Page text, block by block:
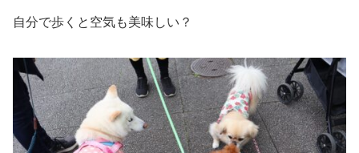
自分で歩くと空気も美味しい？